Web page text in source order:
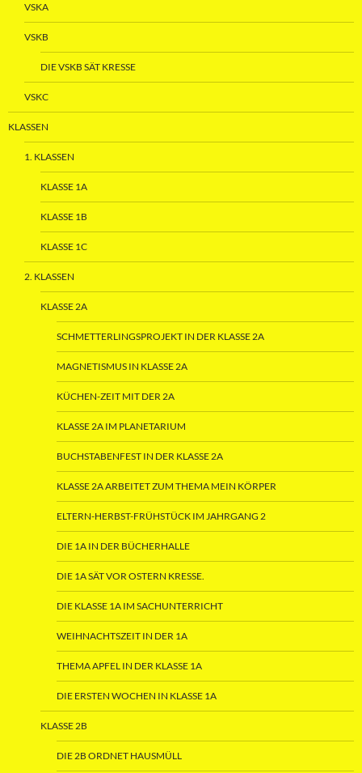
VSKA
VSKB
DIE VSKB SÄT KRESSE
VSKC
KLASSEN
1. KLASSEN
KLASSE 1A
KLASSE 1B
KLASSE 1C
2. KLASSEN
KLASSE 2A
SCHMETTERLINGSPROJEKT IN DER KLASSE 2A
MAGNETISMUS IN KLASSE 2A
KÜCHEN-ZEIT MIT DER 2A
KLASSE 2A IM PLANETARIUM
BUCHSTABENFEST IN DER KLASSE 2A
KLASSE 2A ARBEITET ZUM THEMA MEIN KÖRPER
ELTERN-HERBST-FRÜHSTÜCK IM JAHRGANG 2
DIE 1A IN DER BÜCHERHALLE
DIE 1A SÄT VOR OSTERN KRESSE.
DIE KLASSE 1A IM SACHUNTERRICHT
WEIHNACHTSZEIT IN DER 1A
THEMA APFEL IN DER KLASSE 1A
DIE ERSTEN WOCHEN IN KLASSE 1A
KLASSE 2B
DIE 2B ORDNET HAUSMÜLL